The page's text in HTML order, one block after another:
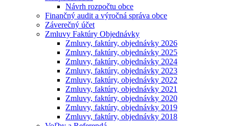
Návrh rozpočtu obce
Finančný audit a výročná správa obce
Záverečný účet
Zmluvy Faktúry Objednávky
Zmluvy, faktúry, objednávky 2026
Zmluvy, faktúry, objednávky 2025
Zmluvy, faktúry, objednávky 2024
Zmluvy, faktúry, objednávky 2023
Zmluvy, faktúry, objednávky 2022
Zmluvy, faktúry, objednávky 2021
Zmluvy, faktúry, objednávky 2020
Zmluvy, faktúry, objednávky 2019
Zmluvy, faktúry, objednávky 2018